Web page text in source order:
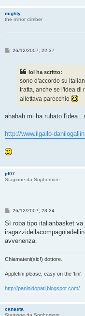
mighty
the mirror climber
M26/12/2007, 22:37
lol ha scritto:
sono d'accordo su
tratta, anche se l'idea di
allettava parecchio
ahahah mi ha rubato
http://www.ilgallo-
jd07
Stagione da Sophomore
M
s
a
g
o
26/12/2007, 23:24
Sì roba tipo italianbasket va
avvenenza.
Chiamateni(sic!) dottore.
Appletini please, easy on the 'tini'.
http://paninidopati.blogspot.com/
canasta
Stagione da Sophomore